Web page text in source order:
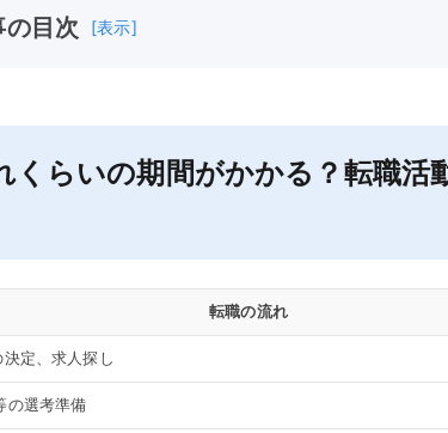
の目次 [表示]
くらいの期間がかかる？転職活
転職の流れ
定、求人探し
の選考準備